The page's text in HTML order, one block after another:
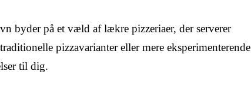
byder på et væld af lækre pizzeriaer, der serverer
pizzavarianter eller mere eksperimenterende
til dig.